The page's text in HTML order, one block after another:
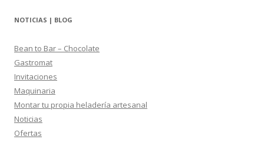
NOTICIAS | BLOG
Bean to Bar – Chocolate
Gastromat
Invitaciones
Maquinaria
Montar tu propia heladería artesanal
Noticias
Ofertas